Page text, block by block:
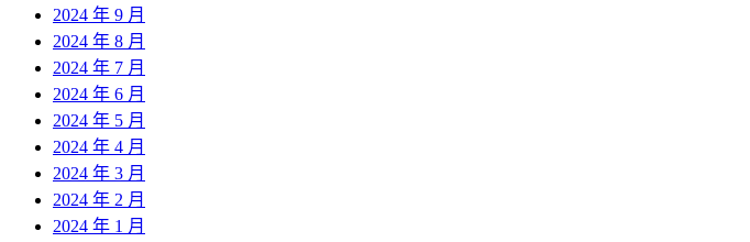
2024 年 9 月
2024 年 8 月
2024 年 7 月
2024 年 6 月
2024 年 5 月
2024 年 4 月
2024 年 3 月
2024 年 2 月
2024 年 1 月